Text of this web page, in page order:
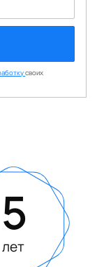
своих
5
лет